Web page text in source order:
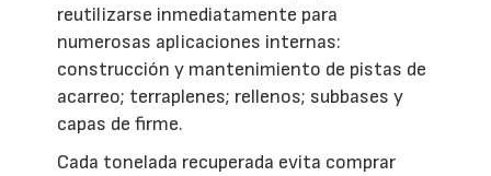
reutilizarse inmediatamente para
numerosas aplicaciones internas:
construcción y mantenimiento de pistas de
acarreo; terraplenes; rellenos; subbases y
capas de firme.
Cada tonelada recuperada evita comprar